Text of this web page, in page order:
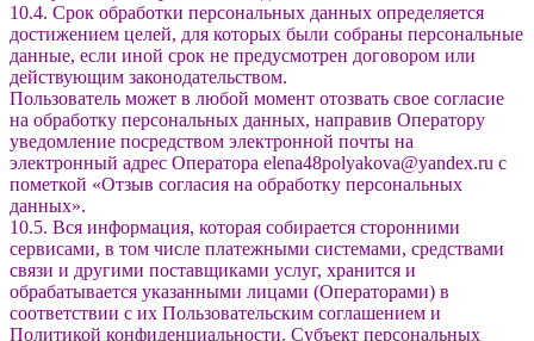
10.4. Срок обработки персональных данных определяется
достижением целей, для которых были собраны персональные
данные, если иной срок не предусмотрен договором или
действующим законодательством.
Пользователь может в любой момент отозвать свое согласие
на обработку персональных данных, направив Оператору
уведомление посредством электронной почты на
электронный адрес Оператора elena48polyakova@yandex.ru с
пометкой «Отзыв согласия на обработку персональных
данных».
10.5. Вся информация, которая собирается сторонними
сервисами, в том числе платежными системами, средствами
связи и другими поставщиками услуг, хранится и
обрабатывается указанными лицами (Операторами) в
соответствии с их Пользовательским соглашением и
Политикой конфиденциальности. Субъект персональных